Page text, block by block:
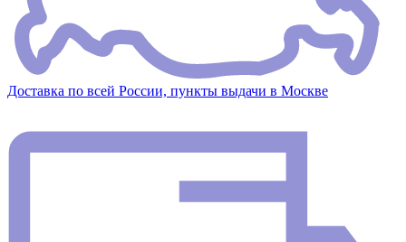
Доставка по всей России, пункты выдачи в Москве